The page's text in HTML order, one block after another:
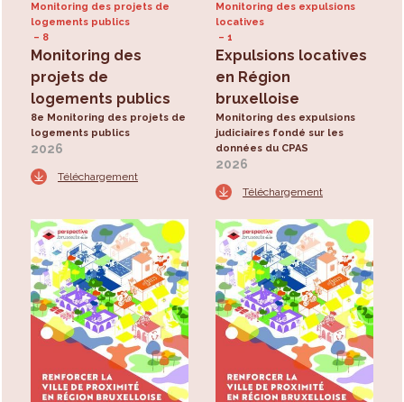
Monitoring des projets de
logements publics
8
Monitoring des
projets de
logements publics
8e Monitoring des projets de
logements publics
2026
Téléchargement
Monitoring des expulsions
locatives
1
Expulsions locatives
en Région
bruxelloise
Monitoring des expulsions
judiciaires fondé sur les
données du CPAS
2026
Téléchargement